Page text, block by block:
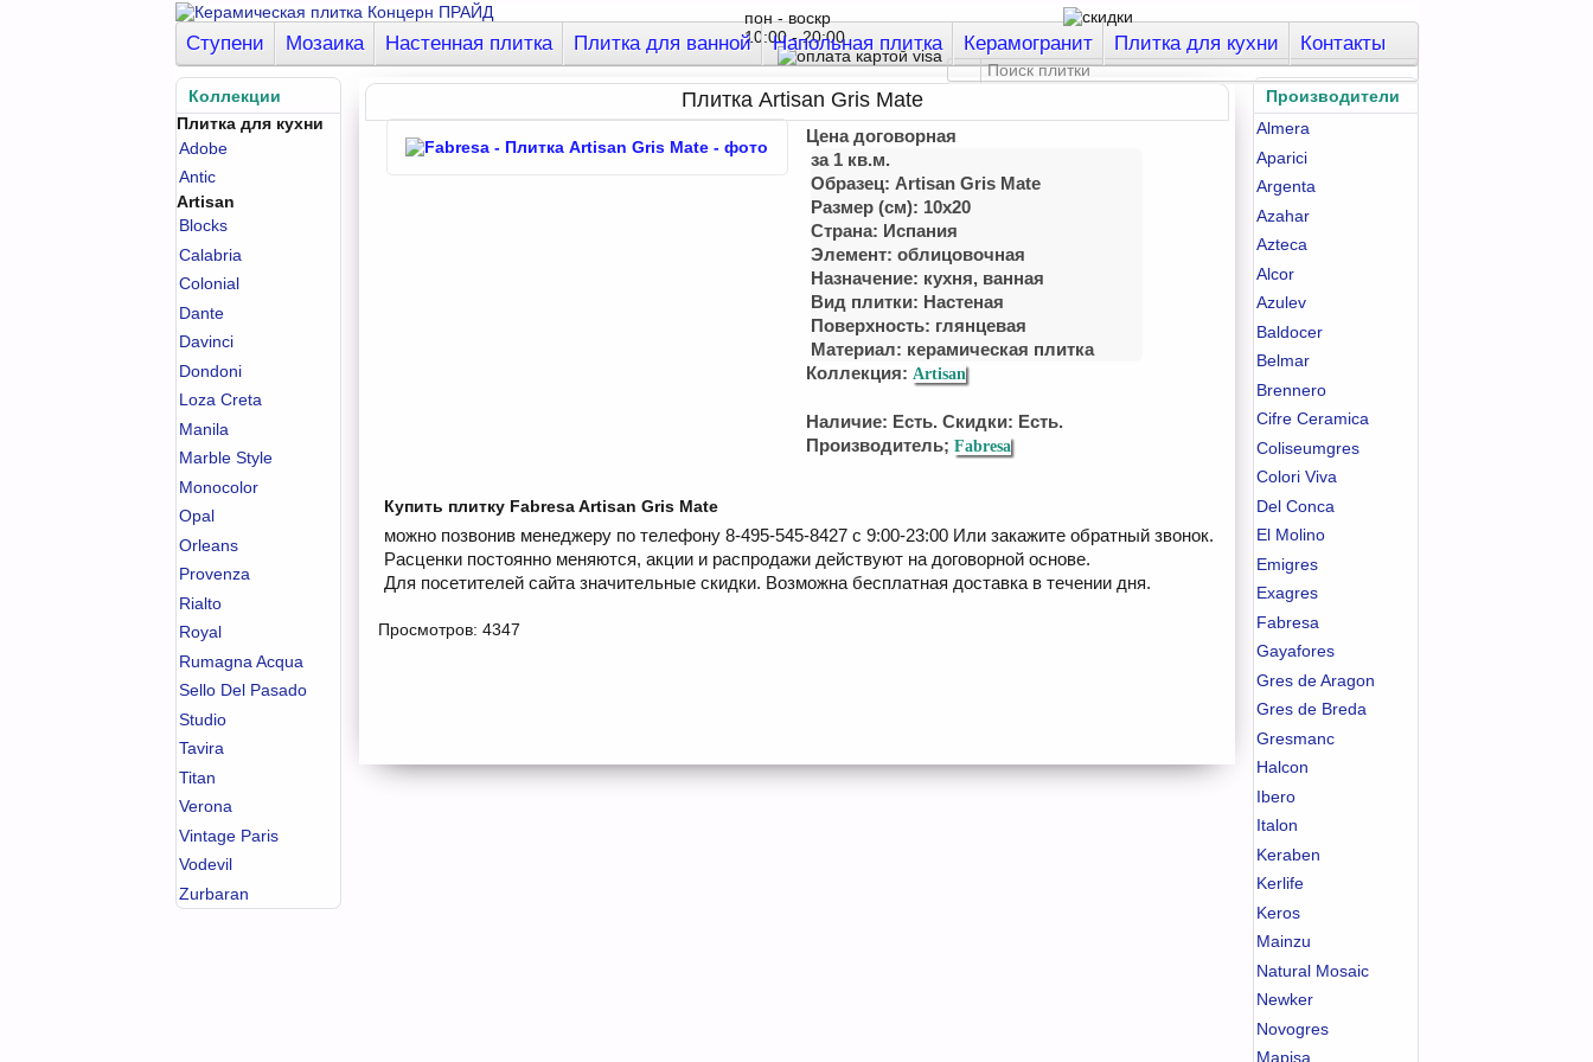
пон - воскр
10:00 - 20:00
Ступени Мозаика Настенная плитка Плитка для ванной Напольная плитка Керамогранит Плитка для кухни Контакты
Коллекции
Плитка для кухни
Adobe
Antic
Artisan
Blocks
Calabria
Colonial
Dante
Davinci
Dondoni
Loza Creta
Manila
Marble Style
Monocolor
Opal
Orleans
Provenza
Rialto
Royal
Rumagna Acqua
Sello Del Pasado
Studio
Tavira
Titan
Verona
Vintage Paris
Vodevil
Zurbaran
Производители
Almera
Aparici
Argenta
Azahar
Azteca
Alcor
Azulev
Baldocer
Belmar
Brennero
Cifre Ceramica
Coliseumgres
Colori Viva
Del Conca
El Molino
Emigres
Exagres
Fabresa
Gayafores
Gres de Aragon
Gres de Breda
Gresmanc
Halcon
Ibero
Italon
Keraben
Kerlife
Keros
Mainzu
Natural Mosaic
Newker
Novogres
Mapisa
Плитка Artisan Gris Mate
Цена договорная
за 1 кв.м.
Образец: Artisan Gris Mate
Размер (см): 10x20
Страна: Испания
Элемент: облицовочная
Назначение: кухня, ванная
Вид плитки: Настеная
Поверхность: глянцевая
Материал: керамическая плитка
Коллекция: Artisan
Наличие: Есть. Скидки: Есть.
Производитель;Fabresa
Купить плитку Fabresa Artisan Gris Mate
можно позвонив менеджеру по телефону 8-495-545-8427 с 9:00-23:00 Или закажите обратный звонок.
Расценки постоянно меняются, акции и распродажи действуют на договорной основе.
Для посетителей сайта значительные скидки. Возможна бесплатная доставка в течении дня.
Просмотров: 4347